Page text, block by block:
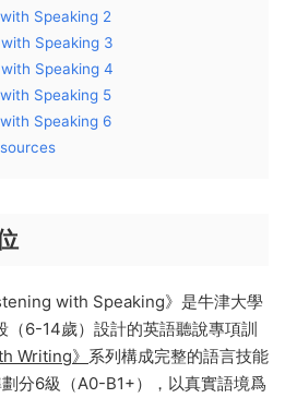
Speaking 2
Speaking 3
Speaking 4
Speaking 5
Speaking 6
with Speaking》是牛津大學
（6-14歲）設計的英語聽說專項訓
Writing》 系列構成完整的語言技能
分6級（A0-B1+），以真實語境爲